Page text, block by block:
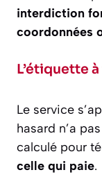
interdiction
coordonnées
L’étiquette
Le service
hasard n’a
calculé pour
celle qui paie.